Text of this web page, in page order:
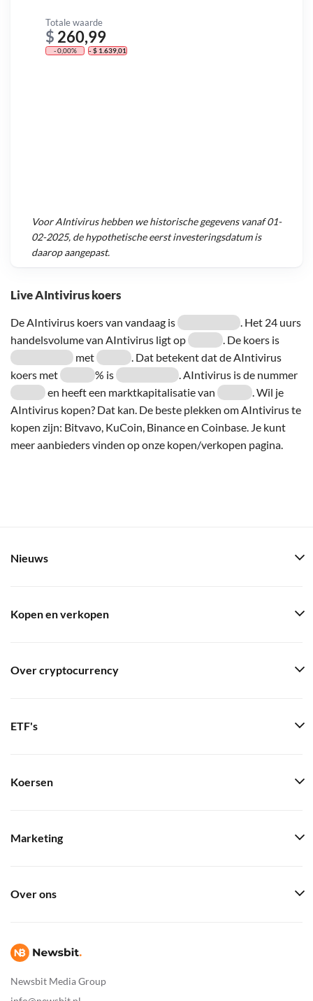
Live AIntivirus koers
De AIntivirus koers van vandaag is
. Het 24 uurs
handelsvolume van AIntivirus ligt op
. De koers is
met
. Dat betekent dat de AIntivirus
koers met
% is
. AIntivirus is de nummer
en heeft een marktkapitalisatie van
. Wil je
AIntivirus kopen? Dat kan. De beste plekken om AIntivirus te
kopen zijn: Bitvavo, KuCoin, Binance en Coinbase. Je kunt
meer aanbieders vinden op onze kopen/verkopen pagina.
Totale waarde
$ 260,99
- 0,00% - $ 1.639,01
VoorAIntivirushebben we historische gegevens vanaf01-
02-2025, de hypothetische eerst investeringsdatum is
daarop aangepast.
Newsbit Media Group
Nieuws
Kopen en verkopen
Over cryptocurrency
ETF's
Koersen
Marketing
Over ons